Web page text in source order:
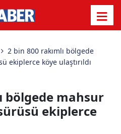
2 bin 800 rakımlı bölgede
ekiplerce köye ulaştırıldı
bölgede mahsur
ekiplerce